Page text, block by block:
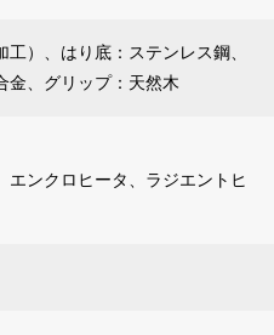
）、はり底：ステンレス鋼、
金、グリップ：天然木
ンクロヒータ、ラジエントヒ